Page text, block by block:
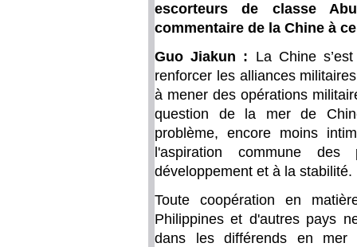
escorteurs de classe
commentaire de la Chine à
Guo Jiakun : La Chine
renforcer les alliances
à mener des opérations
question de la mer de
problème, encore moins
l'aspiration commune
développement et à la stabilité.
Toute coopération en
Philippines et d'autres pays
dans les différends en mer